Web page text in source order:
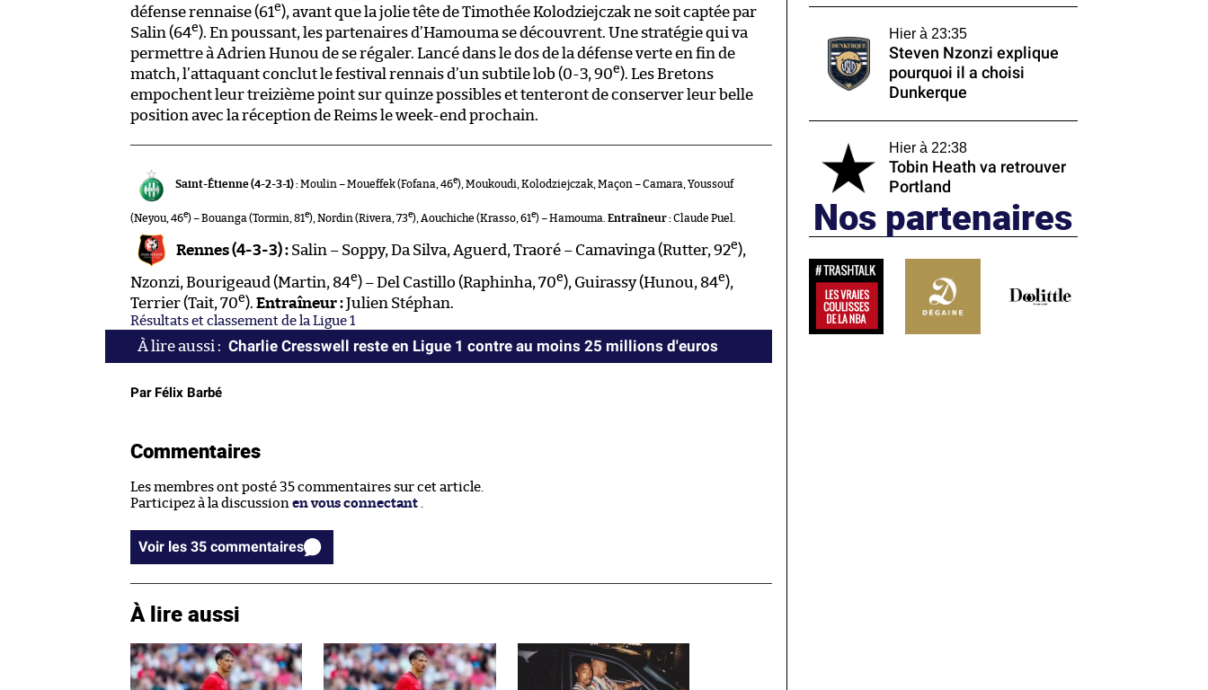
défense rennaise (61e), avant que la jolie tête de Timothée Kolodziejczak ne soit captée par
Salin (64e). En poussant, les partenaires d’Hamouma se découvrent. Une stratégie qui va
permettre à Adrien Hunou de se régaler. Lancé dans le dos de la défense verte en fin de
match, l’attaquant conclut le festival rennais d’un subtile lob (0-3, 90e). Les Bretons
empochent leur treizième point sur quinze possibles et tenteront de conserver leur belle
position avec la réception de Reims le week-end prochain.
Saint-Étienne (4-2-3-1) :Moulin – Moueffek (Fofana, 46e), Moukoudi, Kolodziejczak, Maçon – Camara, Youssouf
(Neyou, 46e) – Bouanga (Tormin, 81e), Nordin (Rivera, 73e), Aouchiche (Krasso, 61e) – Hamouma. Entraîneur :Claude Puel.
Rennes (4-3-3) : Salin – Soppy, Da Silva, Aguerd, Traoré – Camavinga (Rutter, 92e),
Nzonzi, Bourigeaud (Martin, 84e) – Del Castillo (Raphinha, 70e), Guirassy (Hunou, 84e),
Terrier (Tait, 70e). Entraîneur :Julien Stéphan.
Résultats et classement de la Ligue 1
Charlie Cresswell reste en Ligue 1 contre au moins 25 millions d'euros
Par Félix Barbé
Commentaires
Les membres ont posté 35 commentaires sur cet article.
Participez à la discussion en vous connectant
Voir les 35 commentaires
À lire aussi
Hier à 23:35
Steven Nzonzi explique
pourquoi il a choisi
Dunkerque
Hier à 22:38
Tobin Heath va retrouver
Portland
Nos partenaires